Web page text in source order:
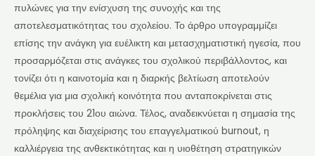
πυλώνες για την ενίσχυση της συνοχής και της
αποτελεσματικότητας του σχολείου. Το άρθρο υπογραμμίζει
επίσης την ανάγκη για ευέλικτη και μετασχηματιστική ηγεσία, που
προσαρμόζεται στις ανάγκες του σχολικού περιβάλλοντος, και
τονίζει ότι η καινοτομία και η διαρκής βελτίωση αποτελούν
θεμέλια για μια σχολική κοινότητα που ανταποκρίνεται στις
προκλήσεις του 21ου αιώνα. Τέλος, αναδεικνύεται η σημασία της
πρόληψης και διαχείρισης του επαγγελματικού burnout, η
καλλιέργεια της ανθεκτικότητας και η υιοθέτηση στρατηγικών